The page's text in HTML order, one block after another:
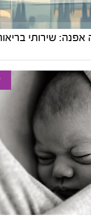
אפנה: שירותי